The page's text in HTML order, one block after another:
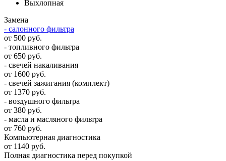
Выхлопная
Замена
- салонного фильтра
от 500 руб.
- топливного фильтра
от 650 руб.
- свечей накаливания
от 1600 руб.
- свечей зажигания (комплект)
от 1370 руб.
- воздушного фильтра
от 380 руб.
- масла и масляного фильтра
от 760 руб.
Компьютерная диагностика
от 1140 руб.
Полная диагностика перед покупкой